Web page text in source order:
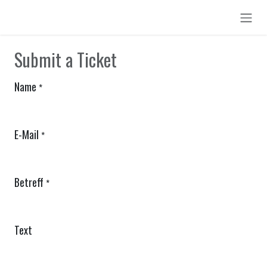
Submit a Ticket
Name *
E-Mail *
Betreff *
Text